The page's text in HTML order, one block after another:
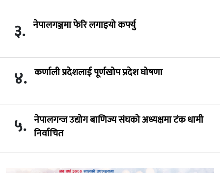
३. नेपालगञ्जमा फेरि लगाइयो कर्फ्यु
४. कर्णाली प्रदेशलाई पूर्णखोप प्रदेश घोषणा
५. नेपालगन्ज उद्योग बाणिज्य संघको अध्यक्षमा टंक धामी
निर्वाचित